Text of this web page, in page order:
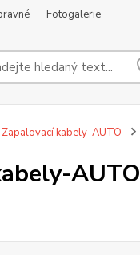
Fotogalerie
Zapalovací kabely-AUTO
AUTO